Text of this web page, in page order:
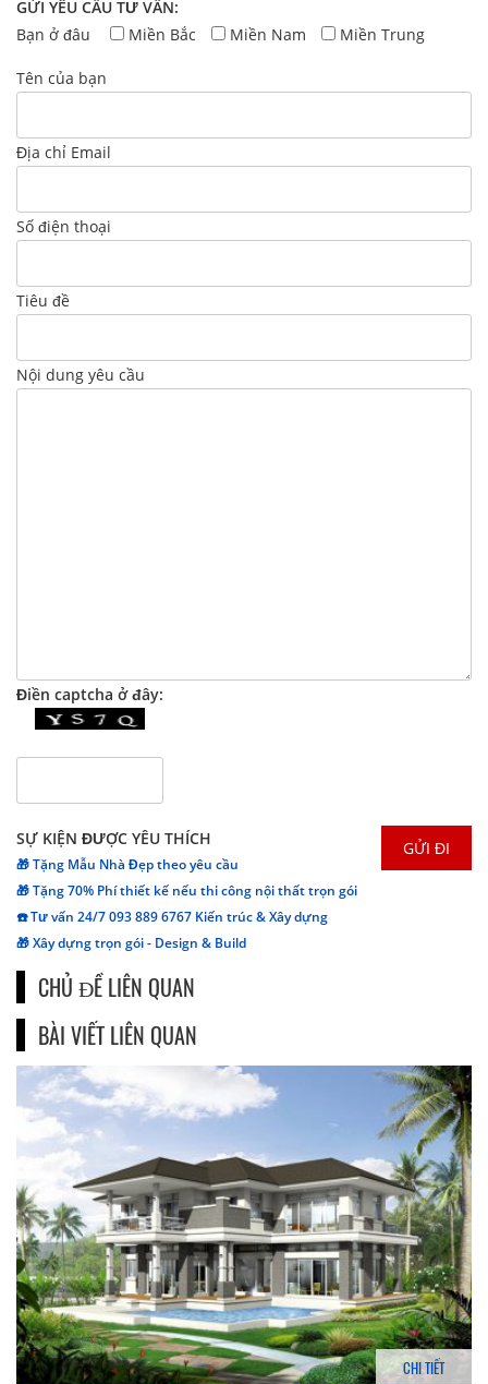
GỬI YÊU CẦU TƯ VẤN:
Bạn ở đâu
Miền Bắc Miền Nam Miền Trung
Tên của bạn
Địa chỉ Email
Số điện thoại
Tiêu đề
Nội dung yêu cầu
Điền captcha ở đây:
SỰ KIỆN ĐƯỢC YÊU THÍCH
🎁 Tặng Mẫu Nhà Đẹp theo yêu cầu
🎁 Tặng 70% Phí thiết kế nếu thi công nội thất trọn gói
☎️ Tư vấn 24/7 093 889 6767 Kiến trúc & Xây dựng
🎁 Xây dựng trọn gói - Design & Build
CHỦ ĐỀ LIÊN QUAN
BÀI VIẾT LIÊN QUAN
CHI TIẾT